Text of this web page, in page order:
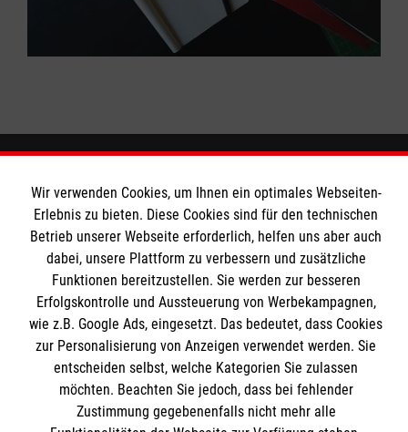
Wir Malteser
Spenden und Helfen
Angebote und Leistungen
Unsere Kurse
Mitarbeiten
Wir Malteser
Informationen
Downloads
Impressum
Datenschutz
Malteser online
Wir verwenden Cookies, um Ihnen ein optimales Webseiten-
Erlebnis zu bieten. Diese Cookies sind für den technischen
Betrieb unserer Webseite erforderlich, helfen uns aber auch
dabei, unsere Plattform zu verbessern und zusätzliche
Funktionen bereitzustellen. Sie werden zur besseren
Erfolgskontrolle und Aussteuerung von Werbekampagnen,
wie z.B. Google Ads, eingesetzt. Das bedeutet, dass Cookies
zur Personalisierung von Anzeigen verwendet werden. Sie
entscheiden selbst, welche Kategorien Sie zulassen
möchten. Beachten Sie jedoch, dass bei fehlender
Zustimmung gegebenenfalls nicht mehr alle